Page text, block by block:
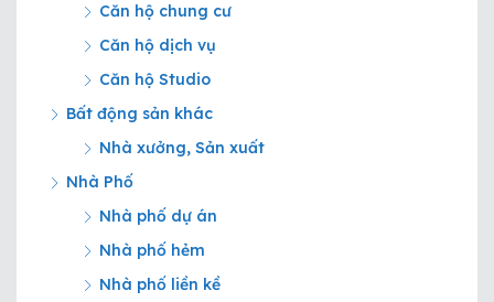
Căn hộ chung cư
Căn hộ dịch vụ
Căn hộ Studio
Bất động sản khác
Nhà xưởng, Sản xuất
Nhà Phố
Nhà phố dự án
Nhà phố hẻm
Nhà phố liền kề